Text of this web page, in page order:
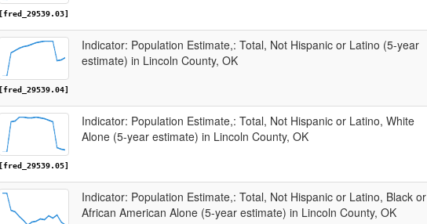
[fred_29539.03]
[fred_29539.04]
Indicator: Population Estimate,: Total, Not Hispanic or Latino (5-year
estimate) in Lincoln County, OK
[fred_29539.05]
Indicator: Population Estimate,: Total, Not Hispanic or Latino, White
Alone (5-year estimate) in Lincoln County, OK
Indicator: Population Estimate,: Total, Not Hispanic or Latino, Black or
African American Alone (5-year estimate) in Lincoln County, OK